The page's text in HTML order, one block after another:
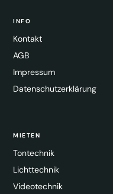
INFO
Kontakt
AGB
Impressum
Datenschutzerklärung
MIETEN
Tontechnik
Lichttechnik
Videotechnik